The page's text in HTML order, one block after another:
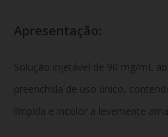
Apresentação:
Solução injetável de 90 mg/mL
preenchida de uso único,
límpida e incolor a levemente